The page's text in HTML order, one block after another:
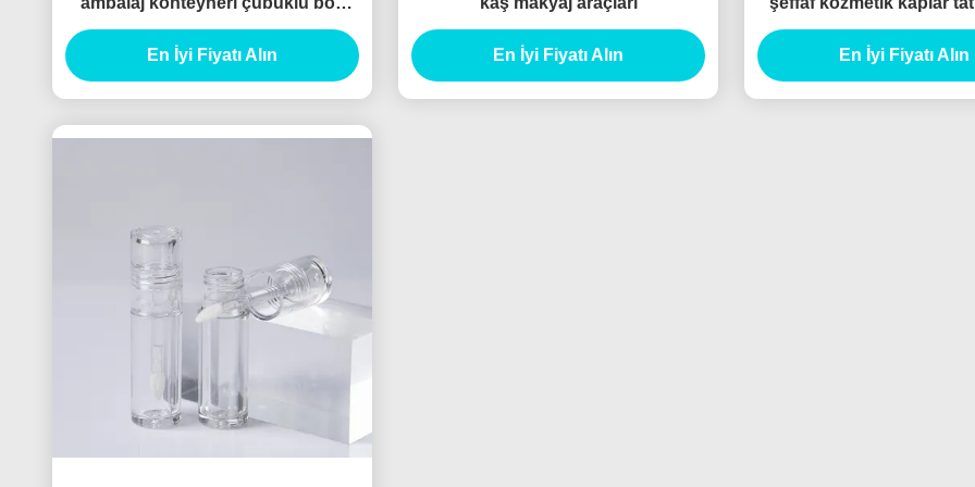
dudak ışığı tüpü
En İyi Fiyatı Alın
En İyi Fiyatı Alın
parlatıcı paketleri dudak
kap satıcıları
En İyi Fiyatı Alın